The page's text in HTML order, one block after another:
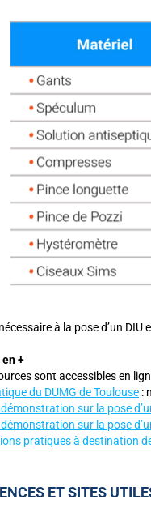
à la pose d’un
+
sont accessibles en
du DUMG de Toulouse :
sur la pose
sur la pose
pratiques à destination
ET SITES